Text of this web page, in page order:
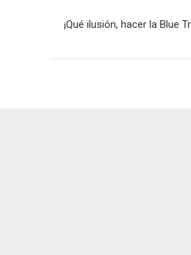
¡Qué ilusión, hacer la Blue